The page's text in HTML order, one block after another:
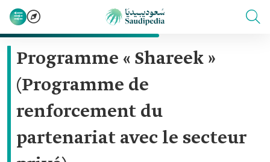
Programme « Shareek »
(Programme de
renforcement du
partenariat avec le secteur